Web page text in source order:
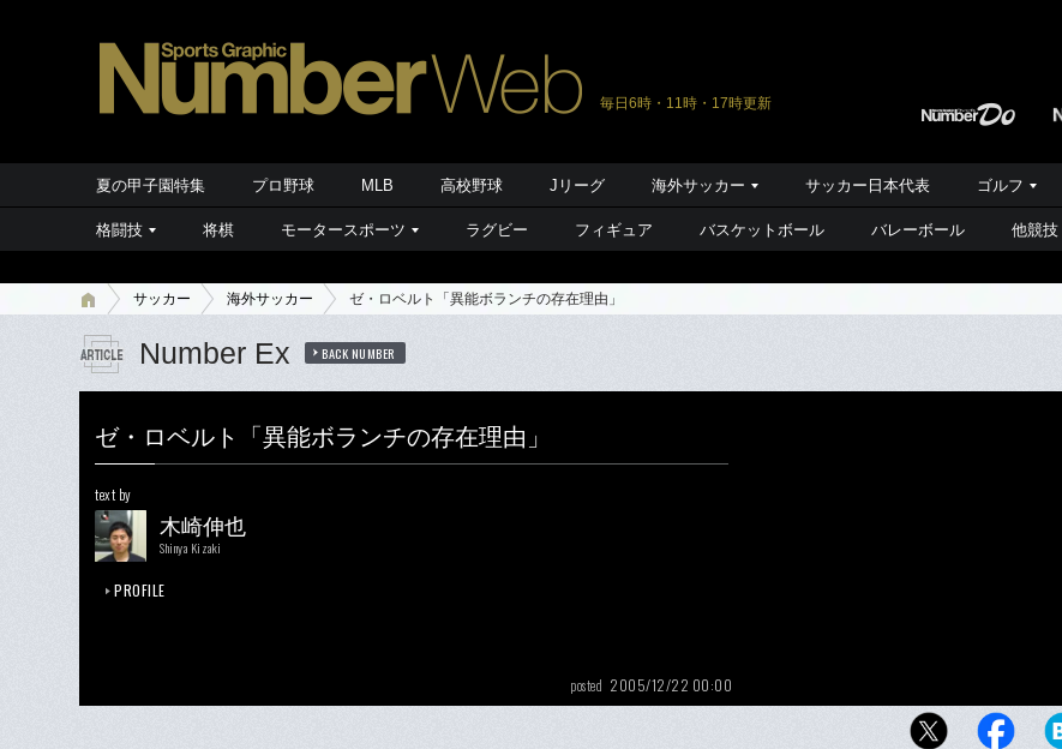
毎日6時・11時・17時更新
夏の甲子園特集 プロ野球 MLB 高校野球 Jリーグ 海外サッカー サッカー日本代表 ゴルフ
格闘技 将棋 モータースポーツ ラグビー フィギュア バスケットボール バレーボール 他競技
サッカー 海外サッカー ゼ・ロベルト「異能ボランチの存在理由」
Number Ex BACK NUMBER
ゼ・ロベルト「異能ボランチの存在理由」
text by
木崎伸也
Shinya Kizaki
PROFILE
posted 2005/12/22 00:00